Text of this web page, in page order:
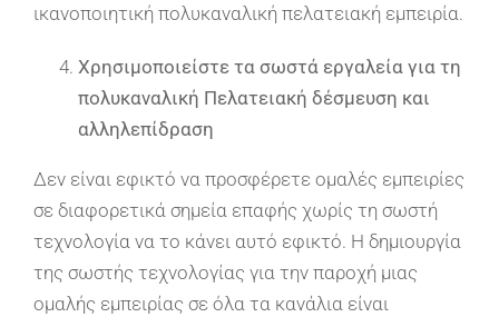
ικανοποιητική πολυκαναλική πελατειακή εμπειρία.
Χρησιμοποιείστε τα σωστά εργαλεία για τη
πολυκαναλική Πελατειακή δέσμευση και
αλληλεπίδραση
Δεν είναι εφικτό να προσφέρετε ομαλές εμπειρίες
σε διαφορετικά σημεία επαφής χωρίς τη σωστή
τεχνολογία να το κάνει αυτό εφικτό. Η δημιουργία
της σωστής τεχνολογίας για την παροχή μιας
ομαλής εμπειρίας σε όλα τα κανάλια είναι